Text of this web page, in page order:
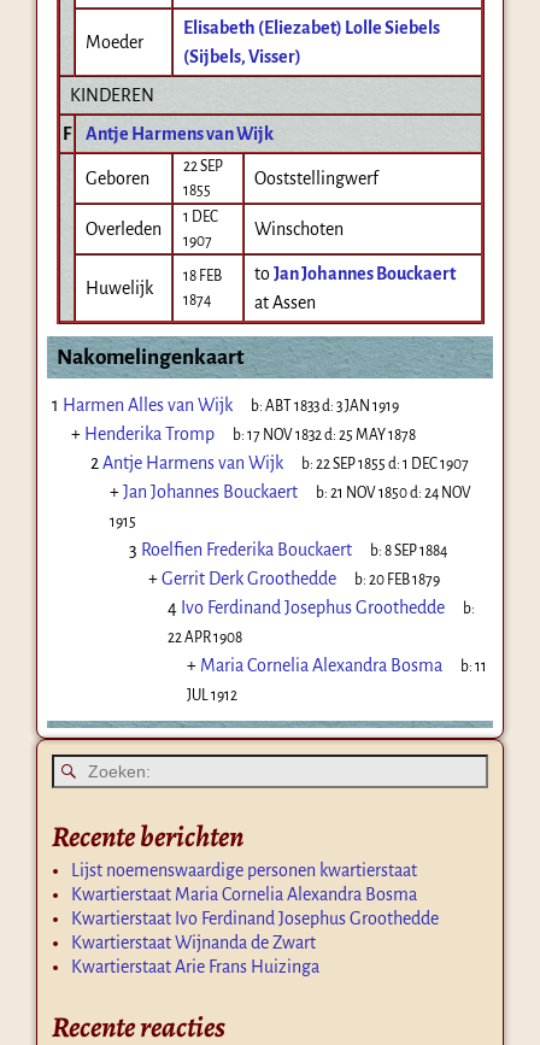
Moeder
Elisabeth (Eliezabet) Lolle Siebels
(Sijbels, Visser)
KINDEREN
F
Antje Harmens van Wijk
Geboren
22 SEP
1855
Ooststellingwerf
Overleden
1 DEC
1907
Winschoten
Huwelijk
18 FEB
1874
toJan Johannes Bouckaert
at Assen
Nakomelingenkaart
1 Harmen Alles van Wijk b:ABT 1833d:3 JAN 1919
+ Henderika Tromp b:17 NOV 1832 d:25 MAY 1878
2 Antje Harmens van Wijk b:22 SEP 1855 d:1 DEC 1907
+Jan Johannes Bouckaert b:21 NOV 1850d:24 NOV
1915
3 Roelfien Frederika Bouckaert b:8 SEP 1884
+Gerrit Derk Groothedde b:20 FEB 1879
4 Ivo Ferdinand Josephus Groothedde
b:
22 APR 1908
+ Maria Cornelia Alexandra Bosma b:11
JUL 1912
Recente berichten
Lijst noemenswaardige personen kwartierstaat
Kwartierstaat Maria Cornelia Alexandra Bosma
Kwartierstaat Ivo Ferdinand Josephus Groothedde
Kwartierstaat Wijnanda de Zwart
Kwartierstaat Arie Frans Huizinga
Recente reacties